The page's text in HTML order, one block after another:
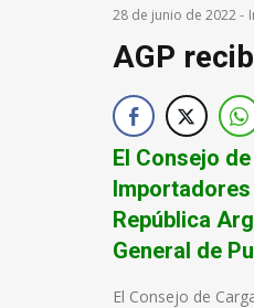
28 de junio de 2022-
AGP
El Consejo
Importadores
República
General de
El Consejo de